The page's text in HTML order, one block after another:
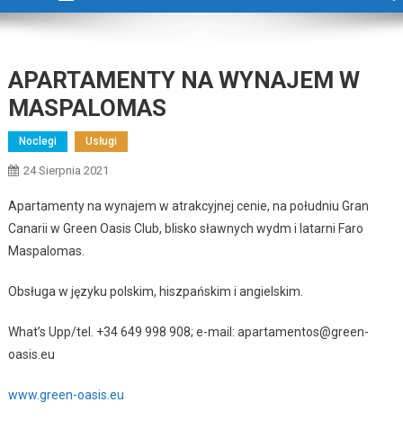
APARTAMENTY NA WYNAJEM W
MASPALOMAS
Noclegi Usługi
24 Sierpnia 2021
Apartamenty na wynajem w atrakcyjnej cenie, na południu Gran
Canarii w Green Oasis Club, blisko sławnych wydm i latarni Faro
Maspalomas.
Obsługa w języku polskim, hiszpańskim i angielskim.
What’s Upp/tel. +34 649 998 908; e-mail: apartamentos@green-
oasis.eu
www.green-oasis.eu